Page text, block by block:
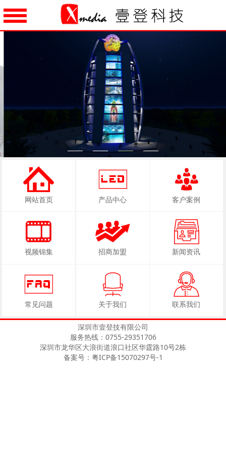
1 2 3 4
网站首页 产品中心 客户案例
视频锦集 招商加盟 新闻资讯
常见问题 关于我们 联系我们
深圳市壹登技有限公司
服务热线：0755-29351706
深圳市龙华区大浪街道浪口社区华霆路10号2栋
备案号：粤ICP备15070297号-1